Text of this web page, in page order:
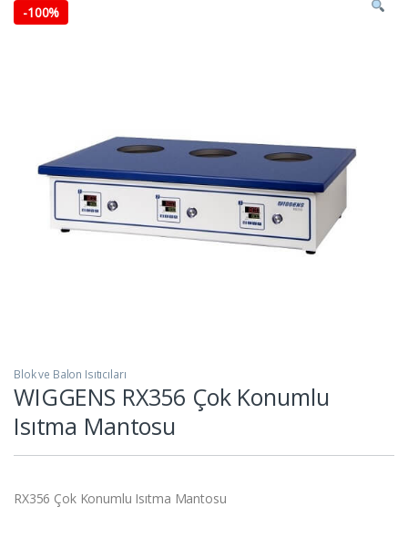
-100%
Blok ve Balon Isıtıcıları
WIGGENS RX356 Çok Konumlu
Isıtma Mantosu
RX356 Çok Konumlu Isıtma Mantosu